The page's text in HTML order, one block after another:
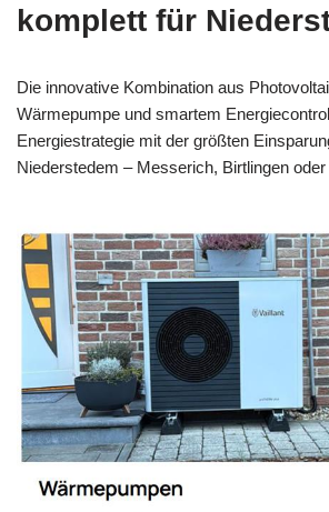
komplett für
Die innovative Kombination aus
Wärmepumpe und smartem
Energiestrategie mit der größten
Niederstedem – Messerich, Birtlingen